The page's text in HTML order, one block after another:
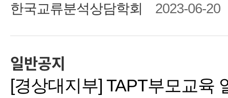
한국교류분석상담학회 2023-06-20
일반공지
[경상대지부] TAPT부모교육